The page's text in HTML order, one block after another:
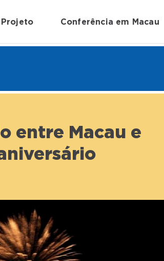
Projeto Conferência em Macau
entre Macau e